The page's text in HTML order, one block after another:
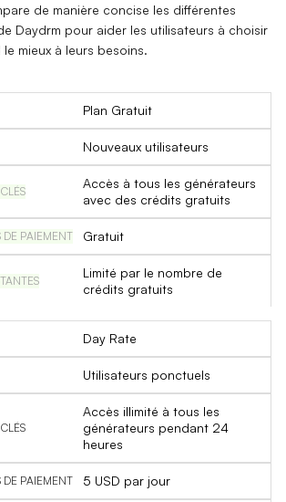
de manière concise les différentes
Daydrm pour aider les utilisateurs à choisir
mieux à leurs besoins.
Plan Gratuit
Nouveaux utilisateurs
Accès à tous les générateurs
avec des crédits gratuits
Gratuit
Limité par le nombre de
crédits gratuits
Day Rate
Utilisateurs ponctuels
Accès illimité à tous les
générateurs pendant 24
heures
5 USD par jour